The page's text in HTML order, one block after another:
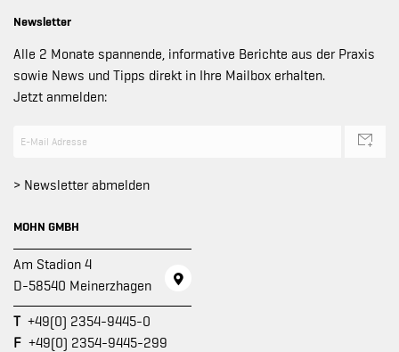
Newsletter
Alle 2 Monate spannende, informative Berichte aus der Praxis
sowie News und Tipps direkt in Ihre Mailbox erhalten.
Jetzt anmelden:
> Newsletter abmelden
MOHN GMBH
Am Stadion 4
D-58540 Meinerzhagen
T +49(0) 2354-9445-0
F +49(0) 2354-9445-299